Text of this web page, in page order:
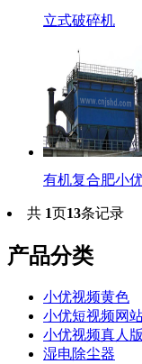
立式破碎机
有机复合肥小
共 1页13条记录
产品分类
小优视频黄色
小优短视频网
小优视频真人版
湿电除尘器